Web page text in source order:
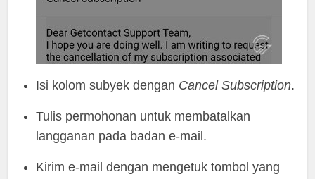
Isi kolom subyek dengan Cancel Subscription.
Tulis permohonan untuk membatalkan
langganan pada badan e-mail.
Kirim e-mail dengan mengetuk tombol yang